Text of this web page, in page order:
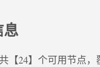
【24】个可用节点，